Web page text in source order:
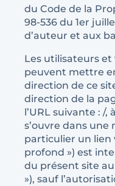
du Code de la
98-536 du 1er
d’auteur et aux
Les utilisateurs
peuvent mettre
direction de ce
direction de la
l’URL suivante : /
s’ouvre dans une
particulier un lien
profond ») est
du présent site
»), sauf